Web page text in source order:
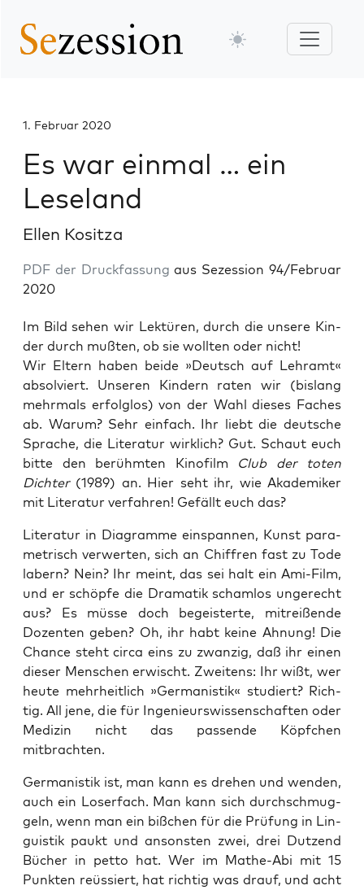
1. Februar 2020
Es war einmal … ein
Leseland
Ellen Kositza
PDF der Druckfassung aus Sezession 94/Februar
2020
Im Bild sehen wir Lek­tü­ren, durch die unse­re Kin­
der durch muß­ten, ob sie woll­ten oder nicht!
Wir Eltern haben bei­de »Deutsch auf Lehr­amt«
absol­viert. Unse­ren Kin­dern raten wir (bis­lang
mehr­mals erfolg­los) von der Wahl die­ses Faches
ab. War­um? Sehr ein­fach. Ihr liebt die deut­sche
Spra­che, die Lite­ra­tur wirk­lich? Gut. Schaut euch
bit­te den berühm­ten Kino­film Club der toten
Dich­ter(1989) an. Hier seht ihr, wie Aka­de­mi­ker
mit Lite­ra­tur ver­fah­ren! Gefällt euch das?
Lite­ra­tur in Dia­gram­me ein­span­nen, Kunst para­
me­trisch ver­wer­ten, sich an Chif­fren fast zu Tode
labern? Nein? Ihr meint, das sei halt ein Ami-Film,
und er schöp­fe die Dra­ma­tik scham­los unge­recht
aus? Es müs­se doch begeis­ter­te, mit­rei­ßen­de
Dozen­ten geben? Oh, ihr habt kei­ne Ahnung! Die
Chan­ce steht cir­ca eins zu zwan­zig, daß ihr einen
die­ser Men­schen erwischt. Zwei­tens: Ihr wißt, wer
heu­te mehr­heit­lich »Ger­ma­nis­tik« stu­diert? Rich­
tig. All jene, die für Inge­nieurs­wis­sen­schaf­ten oder
Medi­zin nicht das pas­sen­de Köpf­chen
mitbrachten.
Ger­ma­nis­tik ist, man kann es dre­hen und wen­den,
auch ein Loser­fach. Man kann sich durch­schmug­
geln, wenn man ein biß­chen für die Prü­fung in Lin­
gu­is­tik paukt und ansons­ten zwei, drei Dut­zend
Bücher in pet­to hat. Wer im Mathe-Abi mit 15
Punk­ten reüs­siert, hat rich­tig was drauf, und acht